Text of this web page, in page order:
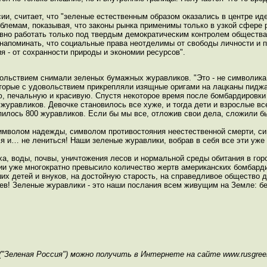
считает, что "зеленые естественным образом оказались в центре
показывая, что законы рынка применимы только в узкой сфере
работать только под твердым демократическим контролем
что социальные права неотделимы от свободы личности и
- от сохранности природы и экономии ресурсов".
снимали зеленых бумажных журавликов. "Это - не символика
с удовольствием прикрепляли изящные оригами на лацканы
и красивую. Спустя некоторое время после
Девочке становилось все хуже, и тогда дети и взрослые
800 журавликов. Если бы мы все, отложив свои дела, сложили
надежды, символом противостояния неестественной смерти,
и… не лениться! Наши зеленые журавлики, вобрав в себя все эти
воды, почвы, уничтожения лесов и нормальной среды обитания в
многократно превысило количество жертв американских
детей и внуков, на достойную старость, на справедливое общество
Зеленые журавлики - это наши послания всем живущим на Земле:
Россия") можно получить в Интернете на сайте